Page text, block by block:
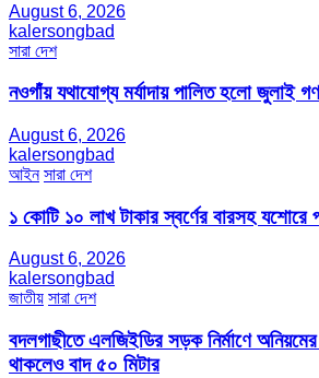
August 6, 2026
kalersongbad
সারা দেশ
নওগাঁয় যথাযোগ্য মর্যাদায় পালিত হলো জুলাই
August 6, 2026
kalersongbad
আইন সারা দেশ
১ কোটি ১০ লাখ টাকার স্বর্ণের বারসহ যশোরে
August 6, 2026
kalersongbad
জাতীয় সারা দেশ
বদলগাছীতে এলজিইডির সড়ক নির্মাণে
থাকলেও বাদ ৫০ মিটার